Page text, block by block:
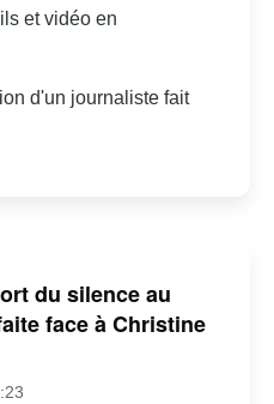
et vidéo en
d'un journaliste fait
du silence au
face à Christine